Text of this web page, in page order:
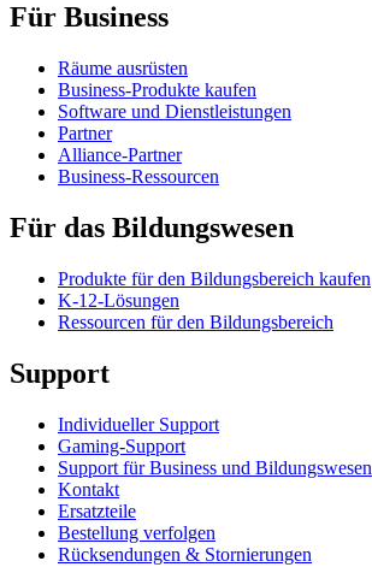
Für Business
Räume ausrüsten
Business-Produkte kaufen
Software und Dienstleistungen
Partner
Alliance-Partner
Business-Ressourcen
Für das Bildungswesen
Produkte für den Bildungsbereich kaufen
K-12-Lösungen
Ressourcen für den Bildungsbereich
Support
Individueller Support
Gaming-Support
Support für Business und Bildungswesen
Kontakt
Ersatzteile
Bestellung verfolgen
Rücksendungen & Stornierungen